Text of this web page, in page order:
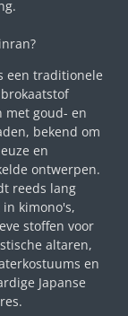
een traditionele
brokaatstof
met goud- en
bekend om
en
ontwerpen.
reeds lang
kimono's,
stoffen voor
altaren,
en
Japanse